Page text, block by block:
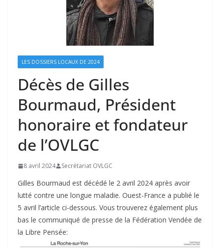
LES DOSSIERS LOCAUX DE 2024
Décès de Gilles
Bourmaud, Président
honoraire et fondateur
de l’OVLGC
8 avril 2024 Secrétariat OVLGC
Gilles Bourmaud est décédé le 2 avril 2024 après avoir
lutté contre une longue maladie. Ouest-France a publié le
5 avril l’article ci-dessous. Vous trouverez également plus
bas le communiqué de presse de la Fédération Vendée de
la Libre Pensée: